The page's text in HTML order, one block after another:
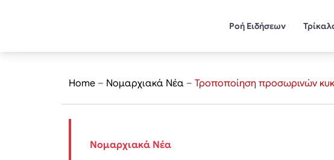
Ροή Ειδήσεων
Home – Νομαρχιακά Νέα – Τροποποίηση προσωρινών
Νομαρχιακά Νέα